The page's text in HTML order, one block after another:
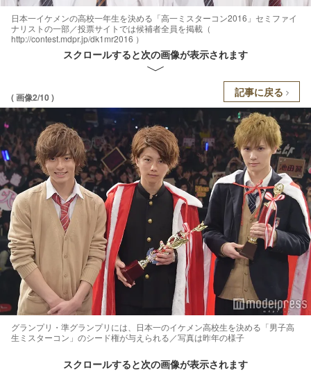
日本一イケメンの高校一年生を決める「高一ミスターコン2016」セミファイ
ナリストの一部／投票サイトでは候補者全員を掲載（
http://contest.mdpr.jp/dk1mr2016 ）
スクロールすると次の画像が表示されます
( 画像2/10 ) 記事に戻る
グランプリ・準グランプリには、日本一のイケメン高校生を決める「男子高
生ミスターコン」のシード権が与えられる／写真は昨年の様子
スクロールすると次の画像が表示されます